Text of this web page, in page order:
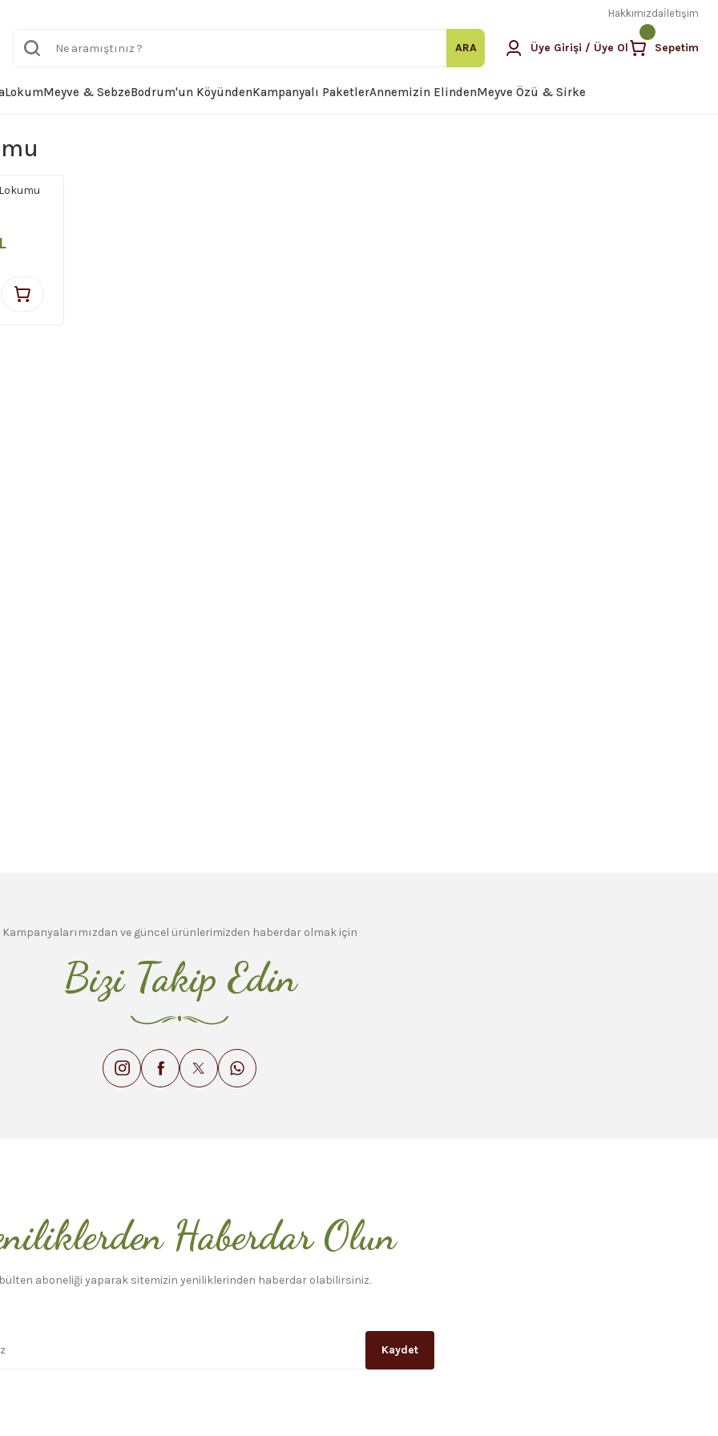
Hakkımızdaİletişim
ARA Üye Girişi / Üye Ol Sepetim
LokumMeyve & SebzeBodrum'un KöyündenKampanyalı PaketlerAnnemizin ElindenMeyve Özü & Sirke
Kampanyalarımızdan ve güncel ürünlerimizden haberdar olmak için
Bizi Takip Edin
Haberdar Olun
aboneliği yaparak sitemizin yeniliklerinden haberdar olabilirsiniz.
Kaydet